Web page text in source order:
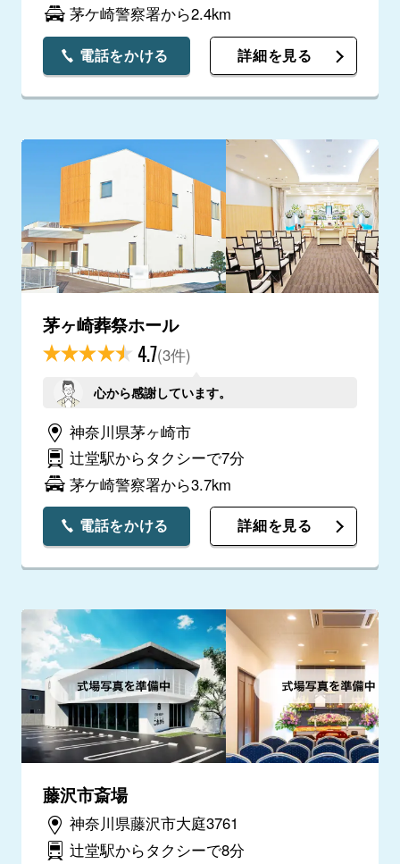
茅ケ崎警察署から2.4km
電話をかける 詳細を見る
茅ヶ崎葬祭ホール
4.7(3件)
心から感謝しています。
神奈川県茅ヶ崎市
辻堂駅からタクシーで7分
茅ケ崎警察署から3.7km
電話をかける 詳細を見る
藤沢市斎場
神奈川県藤沢市大庭3761
辻堂駅からタクシーで8分